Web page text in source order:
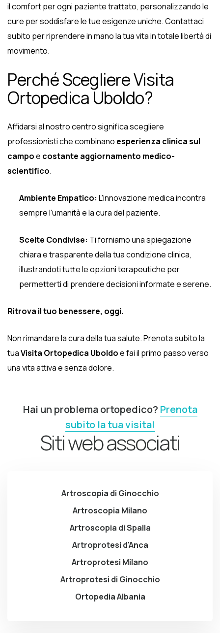
il comfort per ogni paziente trattato, personalizzando le
cure per soddisfare le tue esigenze uniche. Contattaci
subito per riprendere in mano la tua vita in totale libertà di
movimento.
Perché Scegliere Visita
Ortopedica Uboldo?
Affidarsi al nostro centro significa scegliere
professionisti che combinano esperienza clinica sul
campoe costante aggiornamento medico-
scientifico.
Ambiente Empatico: L'innovazione medica incontra
sempre l'umanità e la cura del paziente.
Scelte Condivise: Ti forniamo una spiegazione
chiara e trasparente della tua condizione clinica,
illustrandoti tutte le opzioni terapeutiche per
permetterti di prendere decisioni informate e serene.
Ritrova il tuo benessere, oggi.
Non rimandare la cura della tua salute. Prenota subito la
tuaVisita Ortopedica Uboldoe fai il primo passo verso
una vita attiva e senza dolore.
Hai un problema ortopedico? Prenota
subito la tua visita!
Siti web associati
Artroscopia di Ginocchio
Artroscopia Milano
Artroscopia di Spalla
Artroprotesi d'Anca
Artroprotesi Milano
Artroprotesi di Ginocchio
Ortopedia Albania